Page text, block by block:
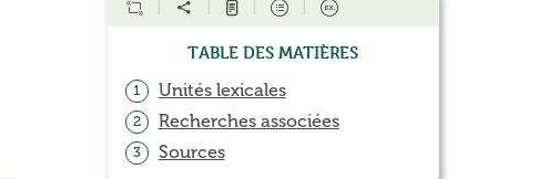
Table des matières
1 Unités lexicales
2 Recherches associées
3 Sources